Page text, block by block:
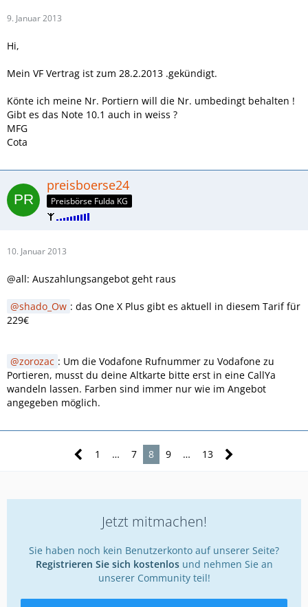
9. Januar 2013
Hi,
Mein VF Vertrag ist zum 28.2.2013 .gekündigt.
Könte ich meine Nr. Portiern will die Nr. umbedingt behalten !
Gibt es das Note 10.1 auch in weiss ?
MFG
Cota
preisboerse24
Preisbörse Fulda KG
10. Januar 2013
@all: Auszahlungsangebot geht raus
shado_Ow : das One X Plus gibt es aktuell in diesem Tarif für
229€
zorozac : Um die Vodafone Rufnummer zu Vodafone zu
Portieren, musst du deine Altkarte bitte erst in eine CallYa
wandeln lassen. Farben sind immer nur wie im Angebot
angegeben möglich.
1 … 7 8 9 … 13
Jetzt mitmachen!
Sie haben noch kein Benutzerkonto auf unserer Seite?
Registrieren Sie sich kostenlosund nehmen Sie an
unserer Community teil!